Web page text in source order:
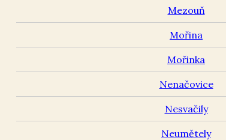
Mezouň
Mořina
Mořinka
Nenačovice
Nesvačily
Neumětely